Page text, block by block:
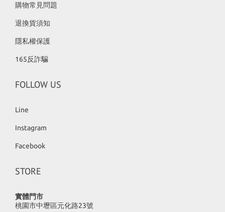
購物常見問題
退換貨須知
隱私權保護
165反詐騙
FOLLOW US
Line
Instagram
Facebook
STORE
實體門市
桃園市中壢區元化路23號